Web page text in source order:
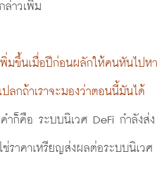
ล่าวเพิ่ม
พิ่มขึ้นเมื่อปีก่อนผลักให้คนหันไปหา
ลกถ้าเราจะมองว่าตอนนี้มันได้
ำก็คือ ระบบนิเวศ DeFi กำลังส่ง
ช่ราคาเหรียญส่งผลต่อระบบนิเวศ